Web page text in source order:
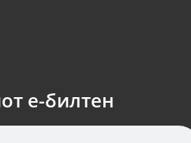
е-билтен